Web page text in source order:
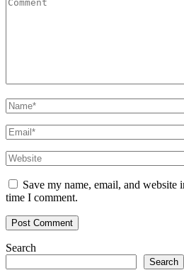
Save my name, email, and website
time I comment.
Search
Search